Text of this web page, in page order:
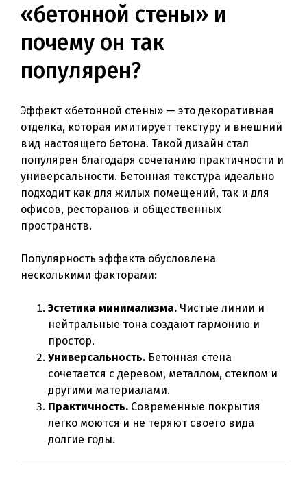
«бетонной стены» и
почему он так
популярен?
Эффект «бетонной стены» — это декоративная
отделка, которая имитирует текстуру и внешний
вид настоящего бетона. Такой дизайн стал
популярен благодаря сочетанию практичности и
универсальности. Бетонная текстура идеально
подходит как для жилых помещений, так и для
офисов, ресторанов и общественных
пространств.
Популярность эффекта обусловлена
несколькими факторами:
Эстетика минимализма. Чистые линии и
нейтральные тона создают гармонию и
простор.
Универсальность. Бетонная стена
сочетается с деревом, металлом, стеклом и
другими материалами.
Практичность. Современные покрытия
легко моются и не теряют своего вида
долгие годы.